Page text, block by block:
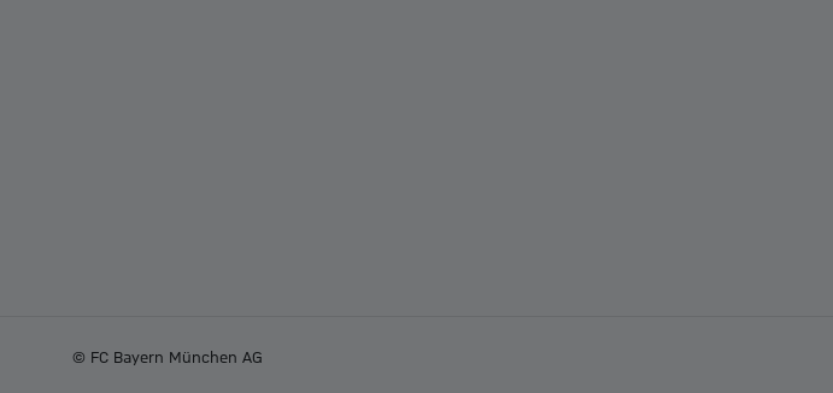
© FC Bayern München AG